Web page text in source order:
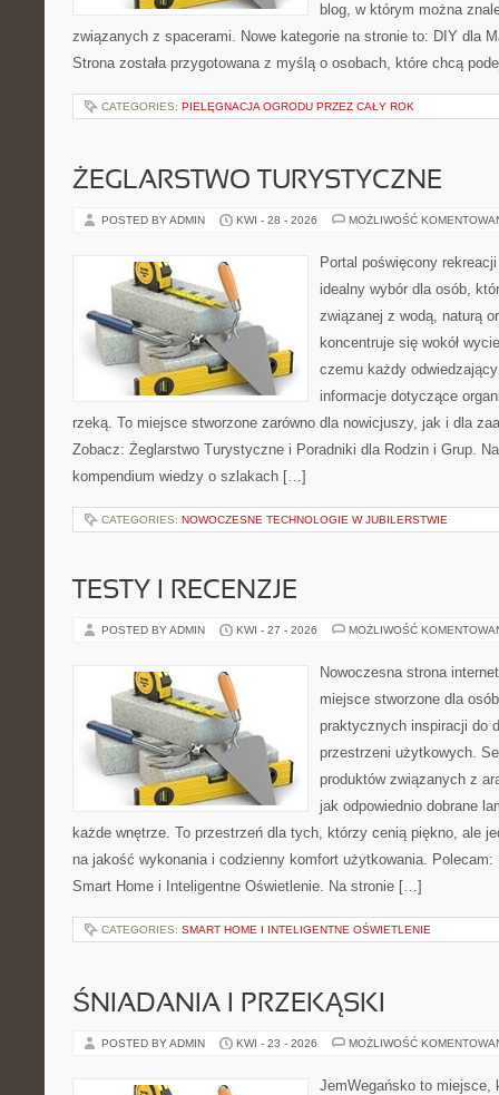
blog, w którym można
związanych z spacerami. Nowe kategorie na stronie to: DIY dla
Strona została przygotowana z myślą o osobach, które chcą
CATEGORIES: PIELĘGNACJA OGRODU PRZEZ CAŁY ROK
ŻEGLARSTWO TURYSTYCZNE
POSTED BY ADMIN KWI - 28 - 2026 MOŻLIWOŚĆ
Portal poświęcony
idealny wybór dla osób,
związanej z wodą, naturą
koncentruje się wokół
czemu każdy
informacje dotyczące
rzeką. To miejsce stworzone zarówno dla nowicjuszy, jak i dla
Zobacz: Żeglarstwo Turystyczne i Poradniki dla Rodzin i Grup.
kompendium wiedzy o szlakach […]
CATEGORIES: NOWOCZESNE TECHNOLOGIE W JUBILERSTWIE
TESTY I RECENZJE
POSTED BY ADMIN KWI - 27 - 2026 MOŻLIWOŚĆ
Nowoczesna strona
miejsce stworzone dla
praktycznych inspiracji do
przestrzeni użytkowych.
produktów związanych z
jak odpowiednio dobrane
każde wnętrze. To przestrzeń dla tych, którzy cenią piękno, ale
na jakość wykonania i codzienny komfort użytkowania.
Smart Home i Inteligentne Oświetlenie. Na stronie […]
CATEGORIES: SMART HOME I INTELIGENTNE OŚWIETLENIE
ŚNIADANIA I PRZEKĄSKI
POSTED BY ADMIN KWI - 23 - 2026 MOŻLIWOŚĆ
JemWegańsko to miejsce,